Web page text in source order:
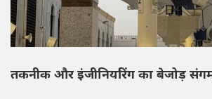
तकनीक और इंजीनियरिंग का बेजोड़